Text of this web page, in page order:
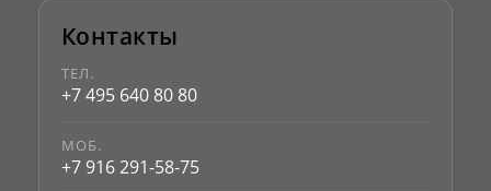
Контакты
ТЕЛ.
+7 495 640 80 80
МОБ.
+7 916 291-58-75